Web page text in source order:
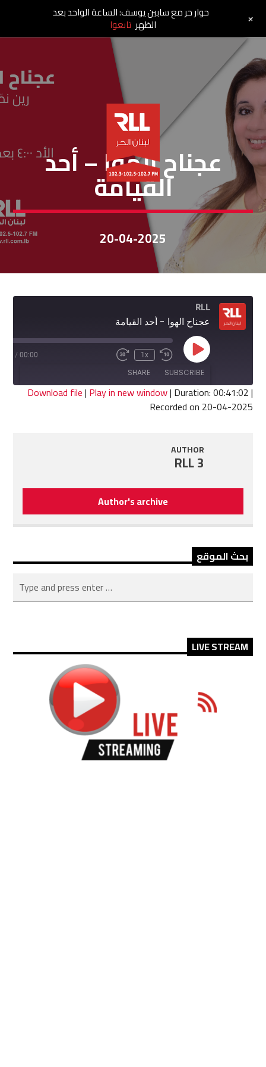
عَجناح الهوا
عجناح الهوا – أحد
القيامة
20-04-2025
RLL
عجناح الهوا - أحد القيامة
Play
Episode
Rewind
10
Seconds
1x
Fast
seconds
00:00
/
SUBSCRIBE
SHARE
SHARE
Download file| Play in new window| Duration: 00:41:02|
Recorded on 20-04-2025
AUTHOR
RLL 3
Author's archive
بحث الموقع
LIVE STREAM
حوار حر مع سابين يوسف: الساعة الواحد بعد
الظهر تابعوا +